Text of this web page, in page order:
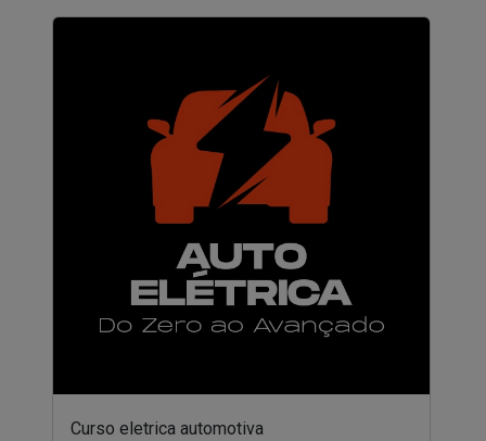
Curso eletrica automotiva